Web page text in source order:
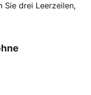
Sie drei Leerzeilen,